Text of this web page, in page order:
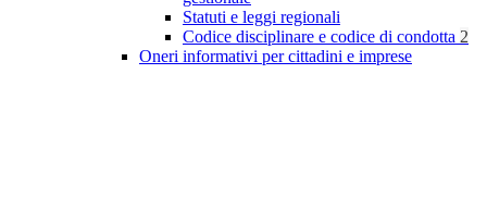
Statuti e leggi regionali
Codice disciplinare e codice di condotta 2
Oneri informativi per cittadini e imprese